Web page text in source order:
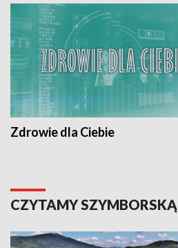
Zdrowie dla Ciebie
CZYTAMY SZYMBORSKĄ